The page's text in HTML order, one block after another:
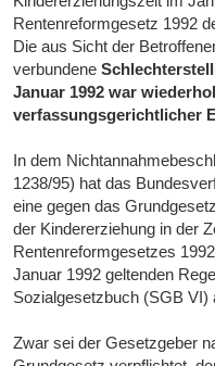
Rentenreformgesetz 1992
Die aus Sicht der
verbundene
Januar 1992 war
verfassungsgerichtlicher
In dem
1238/95) hat das
eine gegen das
der Kindererziehung in der
Rentenreformgesetzes
Januar 1992 geltenden
Sozialgesetzbuch (SGB VI)
Zwar sei der Gesetzgeber